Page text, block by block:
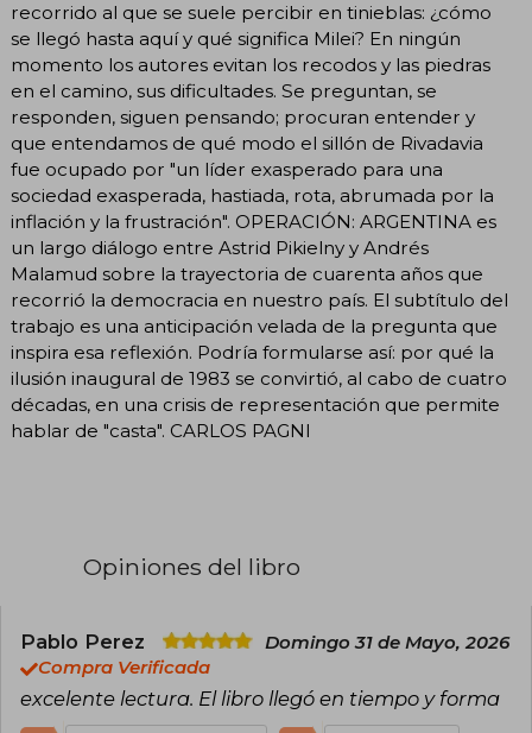
recorrido al que se suele percibir en tinieblas: ¿cómo
se llegó hasta aquí y qué significa Milei? En ningún
momento los autores evitan los recodos y las piedras
en el camino, sus dificultades. Se preguntan, se
responden, siguen pensando; procuran entender y
que entendamos de qué modo el sillón de Rivadavia
fue ocupado por "un líder exasperado para una
sociedad exasperada, hastiada, rota, abrumada por la
inflación y la frustración". OPERACIÓN: ARGENTINA es
un largo diálogo entre Astrid Pikielny y Andrés
Malamud sobre la trayectoria de cuarenta años que
recorrió la democracia en nuestro país. El subtítulo del
trabajo es una anticipación velada de la pregunta que
inspira esa reflexión. Podría formularse así: por qué la
ilusión inaugural de 1983 se convirtió, al cabo de cuatro
décadas, en una crisis de representación que permite
hablar de "casta". CARLOS PAGNI
Opiniones del libro
Pablo Perez
Domingo 31 de Mayo, 2026
Compra Verificada
excelente lectura. El libro llegó en tiempo y forma